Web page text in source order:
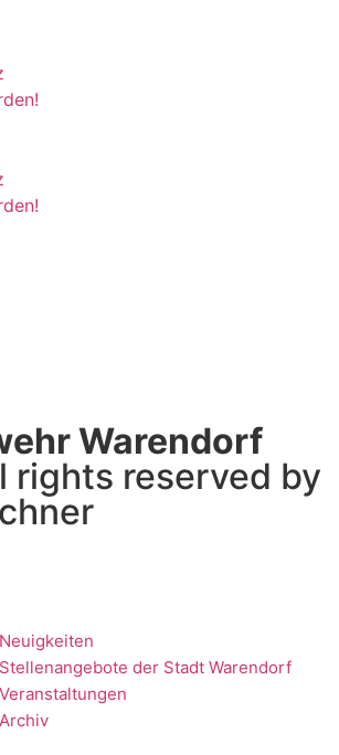
Warendorf
rights reserved by
Neuigkeiten
Stellenangebote der Stadt Warendorf
Veranstaltungen
Archiv